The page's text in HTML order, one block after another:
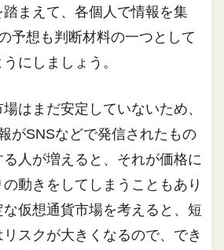
まえて、各個人で情報を集
予想も判断材料の一つとして
にしましょう。
はまだ安定していないため、
がSNSなどで発信されたもの
人が増えると、それが価格に
動きをしてしまうこともあり
な仮想通貨市場を考えると、短
スクが大きくなるので、でき